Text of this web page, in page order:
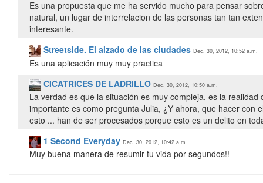
Es una propuesta que me ha servido mucho para pensar
natural, un lugar de interrelacion de las personas tan tan
interesante.
Streetside. El alzado de las ciudades Dec. 30, 2012, 10:52 a.m.
Es una aplicación muy muy practica
CICATRICES DE LADRILLO Dec. 30, 2012, 10:50 a.m.
La verdad es que la situación es muy compleja, es la
importante es como pregunta Julia, ¿Y ahora, que hacer con
esto ... han de ser procesados porque esto es un delito en
1 Second Everyday Dec. 30, 2012, 10:42 a.m.
Muy buena manera de resumir tu vida por segundos!!